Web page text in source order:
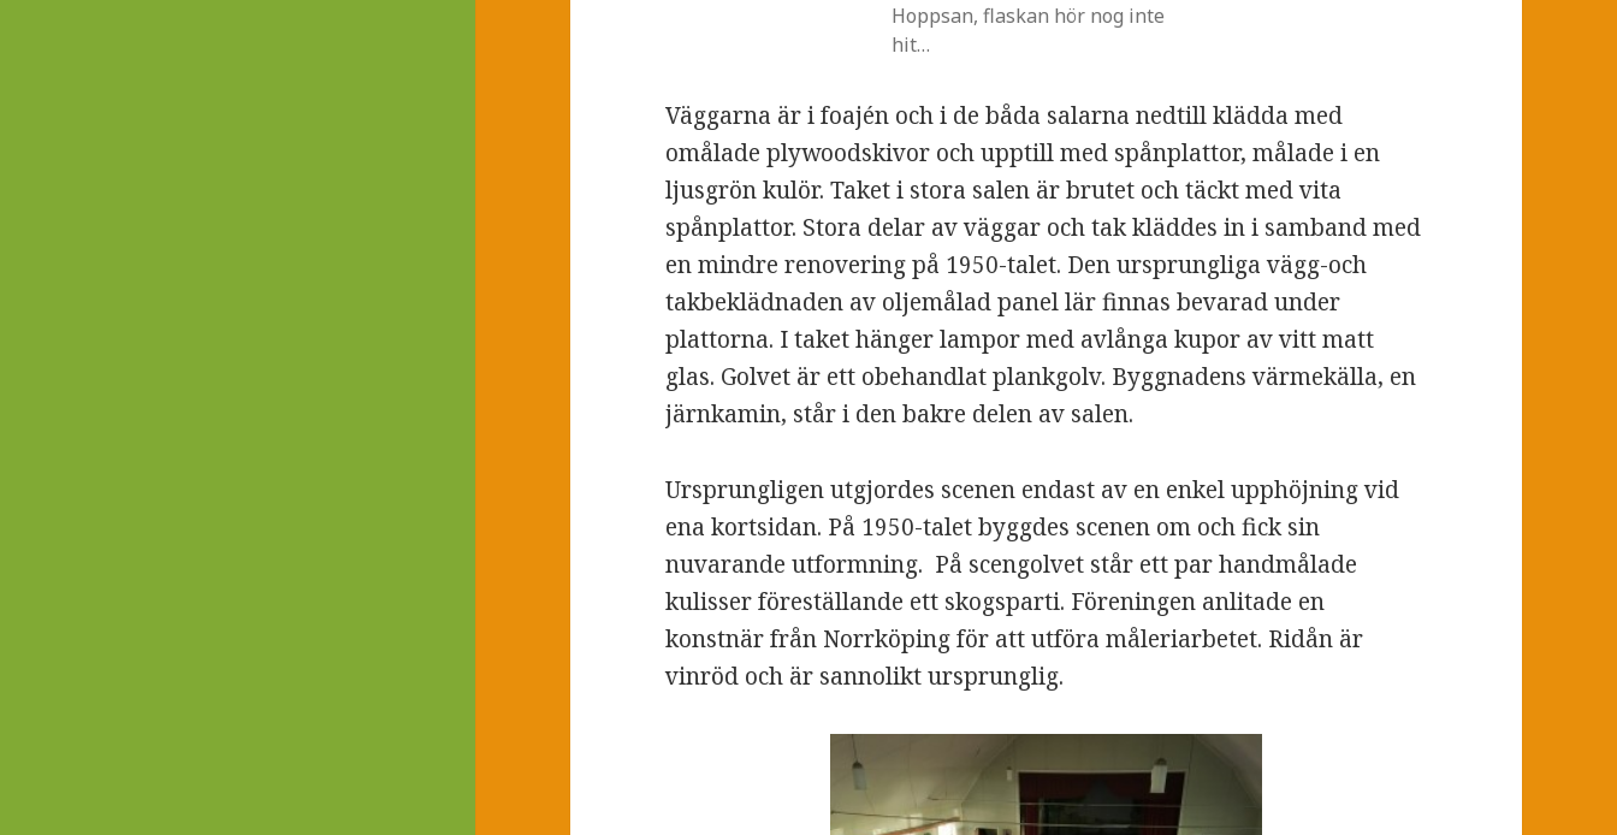
Hoppsan, flaskan hör nog inte
hit…
Väggarna är i foajén och i de båda salarna nedtill klädda med
omålade plywoodskivor och upptill med spånplattor, målade i en
ljusgrön kulör. Taket i stora salen är brutet och täckt med vita
spånplattor. Stora delar av väggar och tak kläddes in i samband med
en mindre renovering på 1950-talet. Den ursprungliga vägg-och
takbeklädnaden av oljemålad panel lär finnas bevarad under
plattorna. I taket hänger lampor med avlånga kupor av vitt matt
glas. Golvet är ett obehandlat plankgolv. Byggnadens värmekälla, en
järnkamin, står i den bakre delen av salen.
Ursprungligen utgjordes scenen endast av en enkel upphöjning vid
ena kortsidan. På 1950-talet byggdes scenen om och fick sin
nuvarande utformning. På scengolvet står ett par handmålade
kulisser föreställande ett skogsparti. Föreningen anlitade en
konstnär från Norrköping för att utföra måleriarbetet. Ridån är
vinröd och är sannolikt ursprunglig.